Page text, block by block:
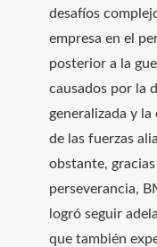
desafíos
empresa en el
posterior a la
causados por la
generalizada y la
de las fuerzas
obstante, gracias
perseverancia,
logró seguir
que también